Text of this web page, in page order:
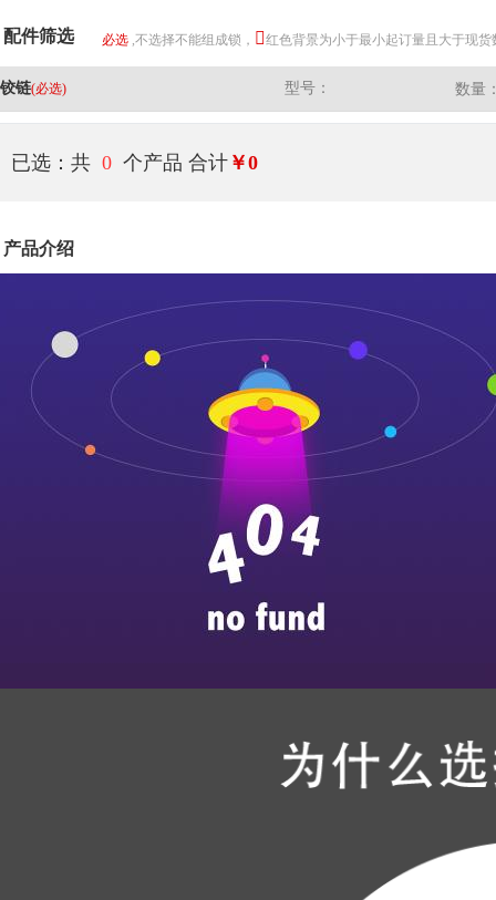
配件筛选 必选 ,不选择不能组成锁， 红色背景为小于最小起订量且大于现
铰链(必选) 型号： 数量
已选：共 0 个产品 合计 ￥0
产品介绍